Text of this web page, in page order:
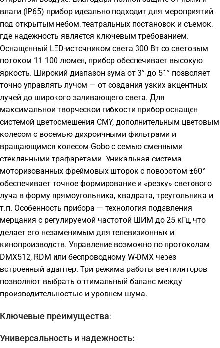
влаги (IP65) прибор идеально подходит для мероприятий
под открытым небом, театральных постановок и съемок,
где надежность является ключевым требованием.
Оснащенный LED-источником света 300 Вт со световым
потоком 11 100 люмен, прибор обеспечивает высокую
яркость. Широкий диапазон зума от 3° до 51° позволяет
точно управлять лучом — от создания узких акцентных
лучей до широкого заливающего света. Для
максимальной творческой гибкости прибор оснащен
системой цветосмешения CMY, дополнительным цветовым
колесом с восемью дихроичными фильтрами и
вращающимся колесом Gobo с семью сменными
стеклянными трафаретами. Уникальная система
моторизованных фреймовых шторок с поворотом ±60°
обеспечивает точное формирование и «резку» светового
луча в форму прямоугольника, квадрата, треугольника и
т.п. Особенность прибора — технология подавления
мерцания с регулируемой частотой ШИМ до 25 кГц, что
делает его незаменимым для телевизионных и
кинопроизводств. Управление возможно по протоколам
DMX512, RDM или беспроводному W-DMX через
встроенный адаптер. Три режима работы вентиляторов
позволяют выбрать оптимальный баланс между
производительностью и уровнем шума.
Ключевые преимущества:
Универсальность и надежность: